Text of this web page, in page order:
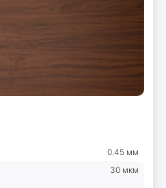
0.45 мм
30 мкм